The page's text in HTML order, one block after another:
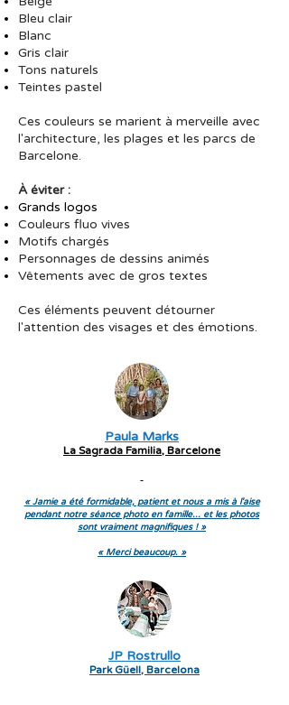
Bleu clair
Blanc
Gris clair
Tons naturels
Teintes pastel
Ces couleurs se marient à merveille avec
l'architecture, les plages et les parcs de
Barcelone.
À éviter :
Grands logos
Couleurs fluo vives
Motifs chargés
Personnages de dessins animés
Vêtements avec de gros textes
Ces éléments peuvent détourner
l'attention des visages et des émotions.
Paula Marks
La Sagrada Familia, Barcelone
« Jamie a été formidable, patient et nous a mis à l'aise
pendant notre séance photo en famille... et les photos
sont vraiment magnifiques ! »
« Merci beaucoup. »
JP Rostrullo
Park Güell, Barcelona